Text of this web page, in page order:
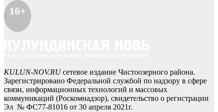
16+
KULUN-NOV.RUсетевое издание Чистоозерного района.
Зарегистрировано Федеральной службой по надзору в сфере
связи, информационных технологий и массовых
коммуникаций (Роскомнадзор), свидетельство о регистрации
Эл № ФС77-81016 от 30 апреля 2021г.